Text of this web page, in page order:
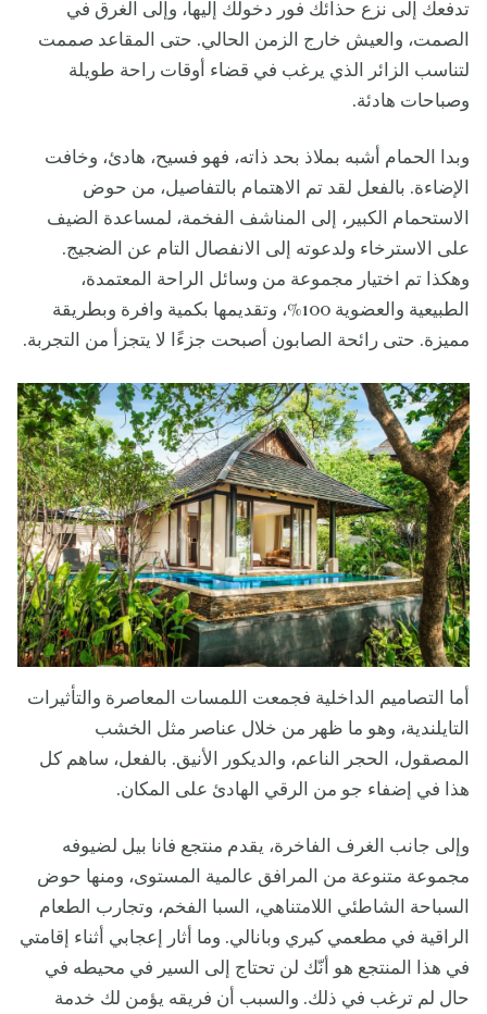
تدفعك إلى نزع حذائك فور دخولك إليها، وإلى الغرق في
الصمت، والعيش خارج الزمن الحالي. حتى المقاعد صممت
لتناسب الزائر الذي يرغب في قضاء أوقات راحة طويلة
وصباحات هادئة.
وبدا الحمام أشبه بملاذ بحد ذاته، فهو فسيح، هادئ، وخافت
الإضاءة. بالفعل لقد تم الاهتمام بالتفاصيل، من حوض
الاستحمام الكبير، إلى المناشف الفخمة، لمساعدة الضيف
على الاسترخاء ولدعوته إلى الانفصال التام عن الضجيج.
وهكذا تم اختيار مجموعة من وسائل الراحة المعتمدة،
الطبيعية والعضوية 100%، وتقديمها بكمية وافرة وبطريقة
مميزة. حتى رائحة الصابون أصبحت جزءًا لا يتجزأ من التجربة.
أما التصاميم الداخلية فجمعت اللمسات المعاصرة والتأثيرات
التايلندية، وهو ما ظهر من خلال عناصر مثل الخشب
المصقول، الحجر الناعم، والديكور الأنيق. بالفعل، ساهم كل
هذا في إضفاء جو من الرقي الهادئ على المكان.
وإلى جانب الغرف الفاخرة، يقدم منتجع فانا بيل لضيوفه
مجموعة متنوعة من المرافق عالمية المستوى، ومنها حوض
السباحة الشاطئي اللامتناهي، السبا الفخم، وتجارب الطعام
الراقية في مطعمي كيري وبانالي. وما أثار إعجابي أثناء إقامتي
في هذا المنتجع هو أنّك لن تحتاج إلى السير في محيطه في
حال لم ترغب في ذلك. والسبب أن فريقه يؤمن لك خدمة